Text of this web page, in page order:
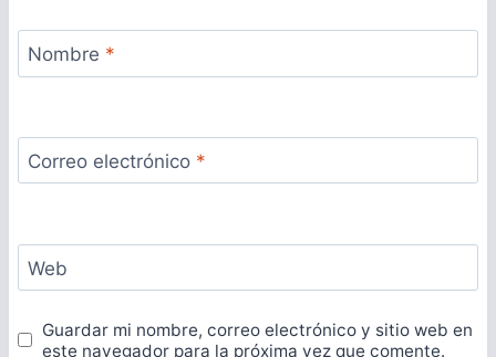
Nombre *
Correo electrónico *
Web
Guardar mi nombre, correo electrónico y sitio web en
este navegador para la próxima vez que comente.